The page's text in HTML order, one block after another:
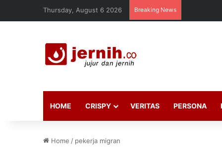
Thursday, August 6 2026 Breaking News
HOME CRISPY VERITAS PERSONA
Home / pekerja migran